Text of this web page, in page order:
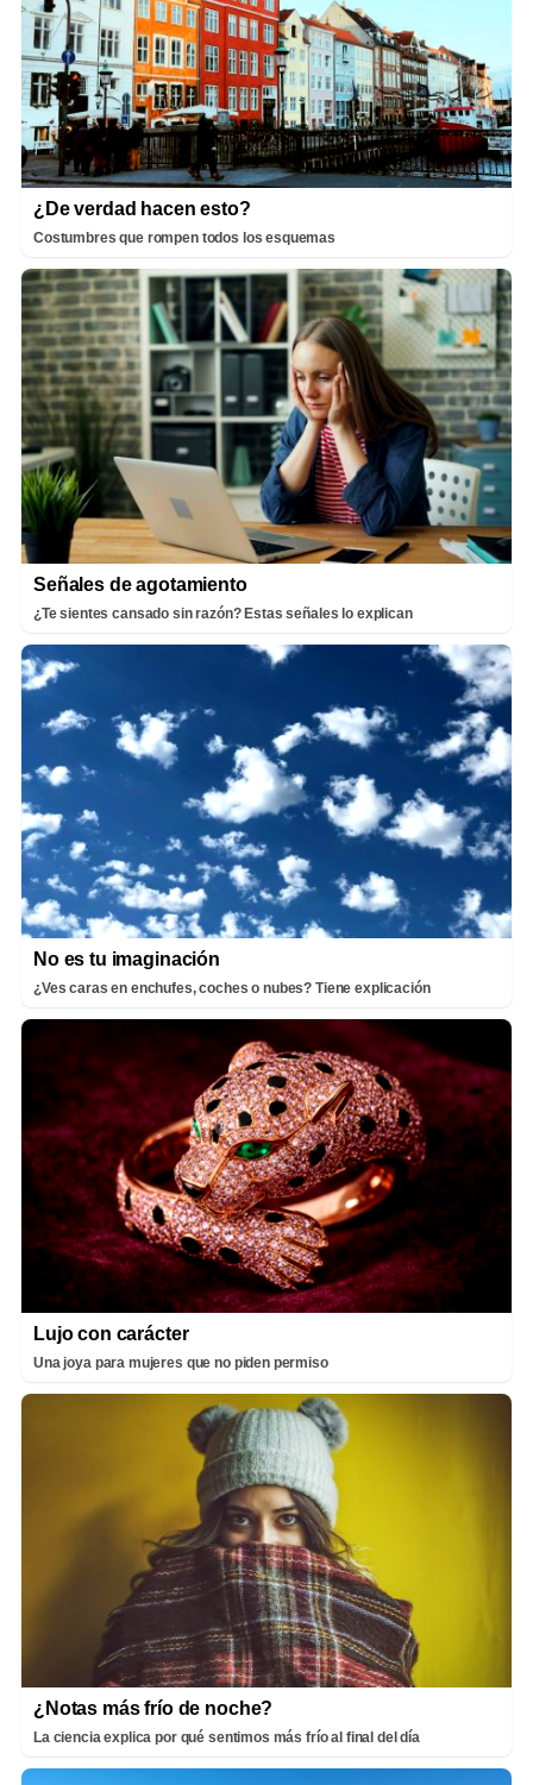
¿De verdad hacen esto?
Costumbres que rompen todos los esquemas
Señales de agotamiento
¿Te sientes cansado sin razón? Estas señales lo explican
No es tu imaginación
¿Ves caras en enchufes, coches o nubes? Tiene explicación
Lujo con carácter
Una joya para mujeres que no piden permiso
¿Notas más frío de noche?
La ciencia explica por qué sentimos más frío al final del día